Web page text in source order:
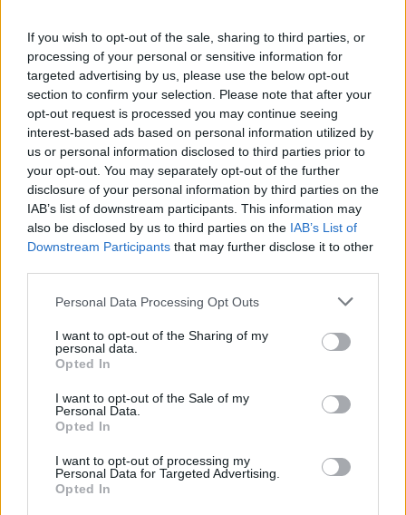
If you wish to opt-out of the sale, sharing to third parties, or
processing of your personal or sensitive information for
targeted advertising by us, please use the below opt-out
section to confirm your selection. Please note that after your
opt-out request is processed you may continue seeing
interest-based ads based on personal information utilized by
us or personal information disclosed to third parties prior to
your opt-out. You may separately opt-out of the further
disclosure of your personal information by third parties on the
IAB’s list of downstream participants. This information may
also be disclosed by us to third parties on the IAB’s List of
Downstream Participants that may further disclose it to other
Personal Data Processing Opt Outs
I want to opt-out of the Sharing of my
personal data.
Opted In
I want to opt-out of the Sale of my
Personal Data.
Opted In
I want to opt-out of processing my
Personal Data for Targeted Advertising.
Opted In
φορολογικών και τελωνειακών διαφορών
Διάβασε σχετικά
Πρόταση για διήμερη καθολική αποχή των
δικηγόρων όλης της χώρας!
Μόνιμες προσλήψεις γραμματέων και στα
δικαστήρια της Τρίπολης
"Πυρετός το Σαββατόβραδο": Στο μικροσκόπιο
της ΑΑΔΕ ο τζίρος 29 νυχτερινών κέντρων
Τρίωρη στάση εργασίας στην εφορία
Τρίπολης
Τρεις στους δέκα πολίτες που αμφισβήτησαν
τις αποφάσεις της Εφορίας δικαιώθηκαν
Αναβολή για το Ψηφιακό Δελτίο Αποστολής -
Tο 2026 η β΄ φάση εφαρμογής